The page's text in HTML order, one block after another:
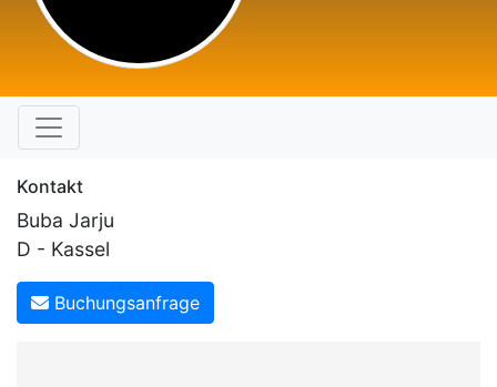
Kontakt
Buba Jarju
D - Kassel
Buchungsanfrage